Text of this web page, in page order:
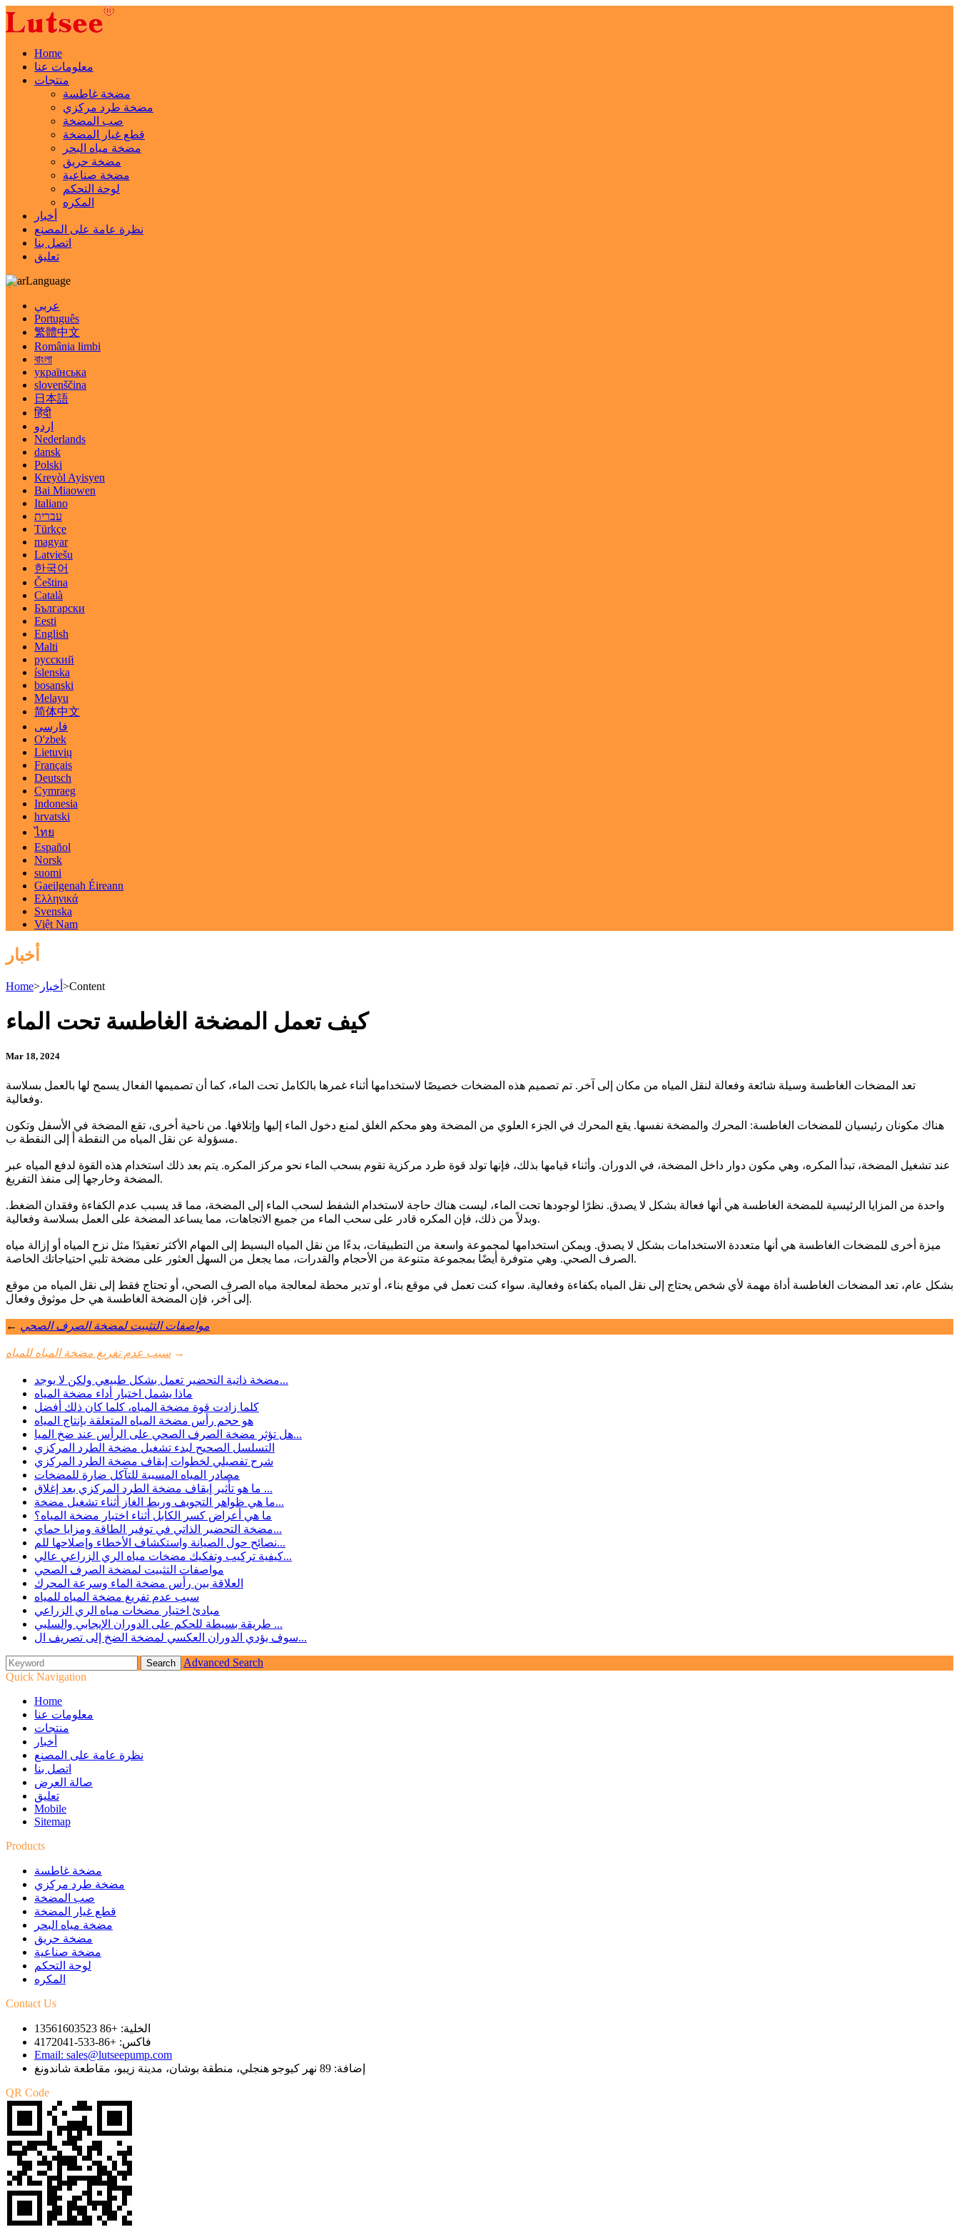
Home
معلومات عنا
منتجات
مضخة غاطسة
مضخة طرد مركزي
صب المضخة
قطع غيار المضخة
مضخة مياه البحر
مضخة حريق
مضخة صناعية
لوحة التحكم
المكره
أخبار
نظرة عامة على المصنع
اتصل بنا
تعليق
Language
عربي
Português
繁體中文
România limbi
বাংলা
українська
slovenščina
日本語
हिंदी
اردو
Nederlands
dansk
Polski
Kreyòl Ayisyen
Bai Miaowen
Italiano
עברית
Türkçe
magyar
Latviešu
한국어
Čeština
Català
Български
Eesti
English
Malti
русский
íslenska
bosanski
Melayu
简体中文
فارسی
O'zbek
Lietuvių
Français
Deutsch
Cymraeg
Indonesia
hrvatski
ไทย
Español
Norsk
suomi
Gaeilgenah Éireann
Ελληνικά
Svenska
Việt Nam
أخبار
Home> أخبار >Content
كيف تعمل المضخة الغاطسة تحت الماء
Mar 18, 2024
تعد المضخات الغاطسة وسيلة شائعة وفعالة لنقل المياه من مكان إلى آخر. تم تصميم هذه المضخات خصيصًا لاستخدامها أثناء غمرها بالكامل تحت الماء، كما أن تصميمها الفعال يسمح لها بالعمل بسلاسة
وفعالية.
هناك مكونان رئيسيان للمضخات الغاطسة: المحرك والمضخة نفسها. يقع المحرك في الجزء العلوي من المضخة وهو محكم الغلق لمنع دخول الماء إليها وإتلافها. من ناحية أخرى، تقع المضخة في الأسفل وتكون
مسؤولة عن نقل المياه من النقطة أ إلى النقطة ب.
عند تشغيل المضخة، تبدأ المكره، وهي مكون دوار داخل المضخة، في الدوران. وأثناء قيامها بذلك، فإنها تولد قوة طرد مركزية تقوم بسحب الماء نحو مركز المكره. يتم بعد ذلك استخدام هذه القوة لدفع المياه عبر
المضخة وخارجها إلى منفذ التفريغ.
واحدة من المزايا الرئيسية للمضخة الغاطسة هي أنها فعالة بشكل لا يصدق. نظرًا لوجودها تحت الماء، ليست هناك حاجة لاستخدام الشفط لسحب الماء إلى المضخة، مما قد يسبب عدم الكفاءة وفقدان الضغط.
وبدلاً من ذلك، فإن المكره قادر على سحب الماء من جميع الاتجاهات، مما يساعد المضخة على العمل بسلاسة وفعالية.
ميزة أخرى للمضخات الغاطسة هي أنها متعددة الاستخدامات بشكل لا يصدق. ويمكن استخدامها لمجموعة واسعة من التطبيقات، بدءًا من نقل المياه البسيط إلى المهام الأكثر تعقيدًا مثل نزح المياه أو إزالة مياه
الصرف الصحي. وهي متوفرة أيضًا بمجموعة متنوعة من الأحجام والقدرات، مما يجعل من السهل العثور على مضخة تلبي احتياجاتك الخاصة.
بشكل عام، تعد المضخات الغاطسة أداة مهمة لأي شخص يحتاج إلى نقل المياه بكفاءة وفعالية. سواء كنت تعمل في موقع بناء، أو تدير محطة لمعالجة مياه الصرف الصحي، أو تحتاج فقط إلى نقل المياه من موقع
إلى آخر، فإن المضخة الغاطسة هي حل موثوق وفعال.
← مواصفات التثبيت لمضخة الصرف الصحي
سبب عدم تفريغ مضخة المياه للمياه →
مضخة ذاتية التحضير تعمل بشكل طبيعي ولكن لا يوجد...
ماذا يشمل اختبار أداء مضخة المياه
كلما زادت قوة مضخة المياه، كلما كان ذلك أفضل
هو حجم رأس مضخة المياه المتعلقة بإنتاج المياه
هل تؤثر مضخة الصرف الصحي على الرأس عند ضخ الميا...
التسلسل الصحيح لبدء تشغيل مضخة الطرد المركزي
شرح تفصيلي لخطوات إيقاف مضخة الطرد المركزي
مصادر المياه المسببة للتآكل ضارة للمضخات
ما هو تأثير إيقاف مضخة الطرد المركزي بعد إغلاق ...
ما هي ظواهر التجويف وربط الغاز أثناء تشغيل مضخة...
ما هي أعراض كسر الكابل أثناء اختبار مضخة المياه؟
مضخة التحضير الذاتي في توفير الطاقة ومزايا حماي...
نصائح حول الصيانة واستكشاف الأخطاء وإصلاحها للم...
كيفية تركيب وتفكيك مضخات مياه الري الزراعي عالي...
مواصفات التثبيت لمضخة الصرف الصحي
العلاقة بين رأس مضخة الماء وسرعة المحرك
سبب عدم تفريغ مضخة المياه للمياه
مبادئ اختيار مضخات مياه الري الزراعي
طريقة بسيطة للحكم على الدوران الإيجابي والسلبي ...
سوف يؤدي الدوران العكسي لمضخة الضخ إلى تصريف ال...
Advanced Search
Quick Navigation
Home
معلومات عنا
منتجات
أخبار
نظرة عامة على المصنع
اتصل بنا
صالة العرض
تعليق
Mobile
Sitemap
Products
مضخة غاطسة
مضخة طرد مركزي
صب المضخة
قطع غيار المضخة
مضخة مياه البحر
مضخة حريق
مضخة صناعية
لوحة التحكم
المكره
Contact Us
الخلية: +86 13561603523
فاكس: +86-533-4172041
Email: sales@lutseepump.com
إضافة: 89 نهر كيوجو هنجلي، منطقة بوشان، مدينة زيبو، مقاطعة شاندونغ
QR Code